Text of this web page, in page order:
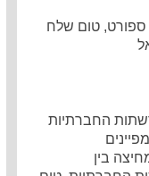
ספורט, טום שלח
החברתיות
בין